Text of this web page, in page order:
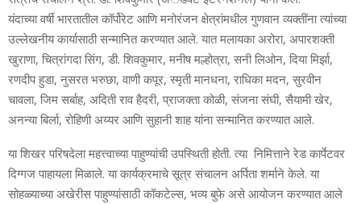
यंदाच्या वर्षी भारतातील कॉर्पोरेट आणि मनोरंजन क्षेत्रांमधील गुणवान व्यक्तींना त्यांच्या
उल्लेखनीय कार्यासाठी सन्मानित करण्यात आले. यात मलायका अरोरा, अपारशक्ती
खुराणा, चित्रांगदा सिंग, डी. शिवकुमार, मनीष मल्होत्रा, सनी लिओन, दिया मिर्झा,
रणदीप हुडा, नुसरत भरुछा, वाणी कपूर, स्मृती मानधना, राधिका मदन, सुरवीन
चावला, जिम सर्बाह, अदिती राव हैदरी, प्राजक्ता कोळी, संजना संघी, सैयामी खेर,
अनन्या बिर्ला, रोहिणी अय्यर आणि सुहानी शाह यांना सन्मानित करण्यात आले.
या शिखर परिषदेला महत्त्वाच्या पाहुण्यांची उपस्थिती होती. त्या निमित्ताने रेड कार्पेटवर
दिग्गज पाहायला मिळाले. या कार्यक्रमाचे सूत्र संचालन अर्पिता शर्माने केले. या
सोहळ्याच्या अखेरीस पाहुण्यांसाठी कॉकटेल्स, भव्य बुफे असे आयोजन करण्यात आले